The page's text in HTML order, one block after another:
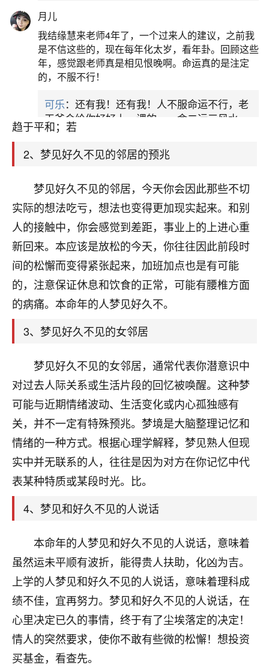
期潜意识里对这段关系、过往经历或某种情绪状态
的挂念或未完成感。心理学上认为，熟人入梦多不
代表对方在想你，而是你内心在借由这个熟悉形
象，处理自己的情感需求、回忆、愧疚、怀念，或
对某些生活变化的适应过程。网络普遍解读中，若
对话轻松愉快，可能暗示你正逐步放下过去，心态
趋于平和；若
2、梦见好久不见的邻居的预兆
梦见好久不见的邻居，今天你会因此那些不切
实际的想法吃亏，想法也变得更加现实起来。和别
人的接触中，你会感觉到差距，事业上的上进心重
新回来。本应该是放松的今天，你往往因此前段时
间的松懈而变得紧张起来，加班加点也是有可能
的，注意保证休息和饮食的正常，可能有腰椎方面
的病痛。本命年的人梦见好久不。
3、梦见好久不见的女邻居
梦见好久不见的女邻居，通常代表你潜意识中
对过去人际关系或生活片段的回忆被唤醒。这种梦
可能与近期情绪波动、生活变化或内心孤独感有
关，并不一定有特殊预兆。梦境是大脑整理记忆和
情绪的一种方式。根据心理学解释，梦见熟人但现
实中并无联系的人，往往是因为对方在你记忆中代
表某种特质或某段时光。比。
4、梦见和好久不见的人说话
本命年的人梦见和好久不见的人说话，意味着
虽然运未平顺有波折，能得贵人扶助，化凶为吉。
上学的人梦见和好久不见的人说话，意味着理科成
绩不佳，宜再努力。梦见和好久不见的人说话，在
心里决定已久的事情，终于有了尘埃落定的决定！
情人的突然要求，使你不敢有些微的松懈！想投资
买基金，看查先。
月儿
我结缘慧来老师4年了，一个过来人的建议，之前我
是不信这些的，现在每年化太岁，看年卦。回顾这些
年，感觉跟老师真是相见恨晚啊。命运真的是注定
的，不服不行！
可乐：还有我！还有我！人不服命运不行，老
天爷会给你好好上一课的。一命二运三风水，
哪样不服都不行！
平安是福：我也是每年找老师化太岁，看年
卦，认识老师3年了，都是缘分啊！
17分钟前 来自湖北 19
心若莲花
我是做餐饮的，这两年，生意屡屡受挫，店开一家关
一家，要么生意不好，生意好的就出事。前些年攒的
家底快败光了，真是倒霉！我也想找人看看到底怎么
回事？
鹿森：你可以找老师看看，人有时不服命不行
太阳当空赵：我也做餐饮的，生意不算大，但
址、风水、还有开业日子，哪哪都看了，虽然
大环境不好，但是我家生意还可以，前几天又
刚找老师做了补财库，希望财运更好一点！
2小时前 来自海南 18
梦醒时分
我女儿高二叛逆，大半年不上学，一说她就要死要活
的，把我们两口子愁的不行，朋友给我推荐的慧来老
师，一开始我是病急乱投医，这半年来，法事一个个
做完，我女儿跟变了个人一样，不期望她能考多好的
大学，只要能安安稳稳的把书读了，身体心理都健健
鹿森：可怜天下父母心啊！
3小时前 来自河北 16
付深
我是公司人事调整，有升迁机会，但同时竞争的我们
三个，找老师的时候是抱着侥幸心理，没想到老师看
着我晋升有望，我半信半疑的按照老师建议，做了化